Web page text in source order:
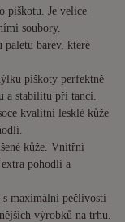
piškotu. Je velice
soubory.
paletu barev, které
piškoty perfektně
a stabilitu při tanci.
kvalitní lesklé kůže
kůže. Vnitřní
pohodlí a
s maximální pečlivostí
výrobků na trhu.